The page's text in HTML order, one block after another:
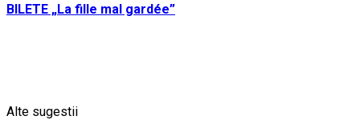
BILETE „La fille mal gardée”
Alte sugestii